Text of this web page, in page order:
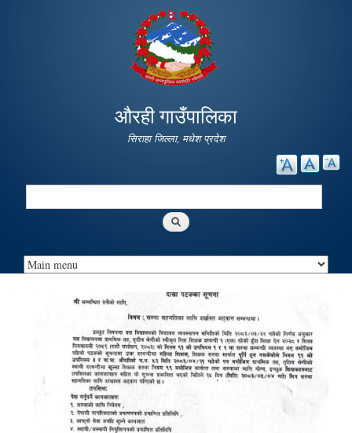
main
content
औरही गाउँपालिका
सिराहा जिल्ला, मधेश प्रदेश
Search